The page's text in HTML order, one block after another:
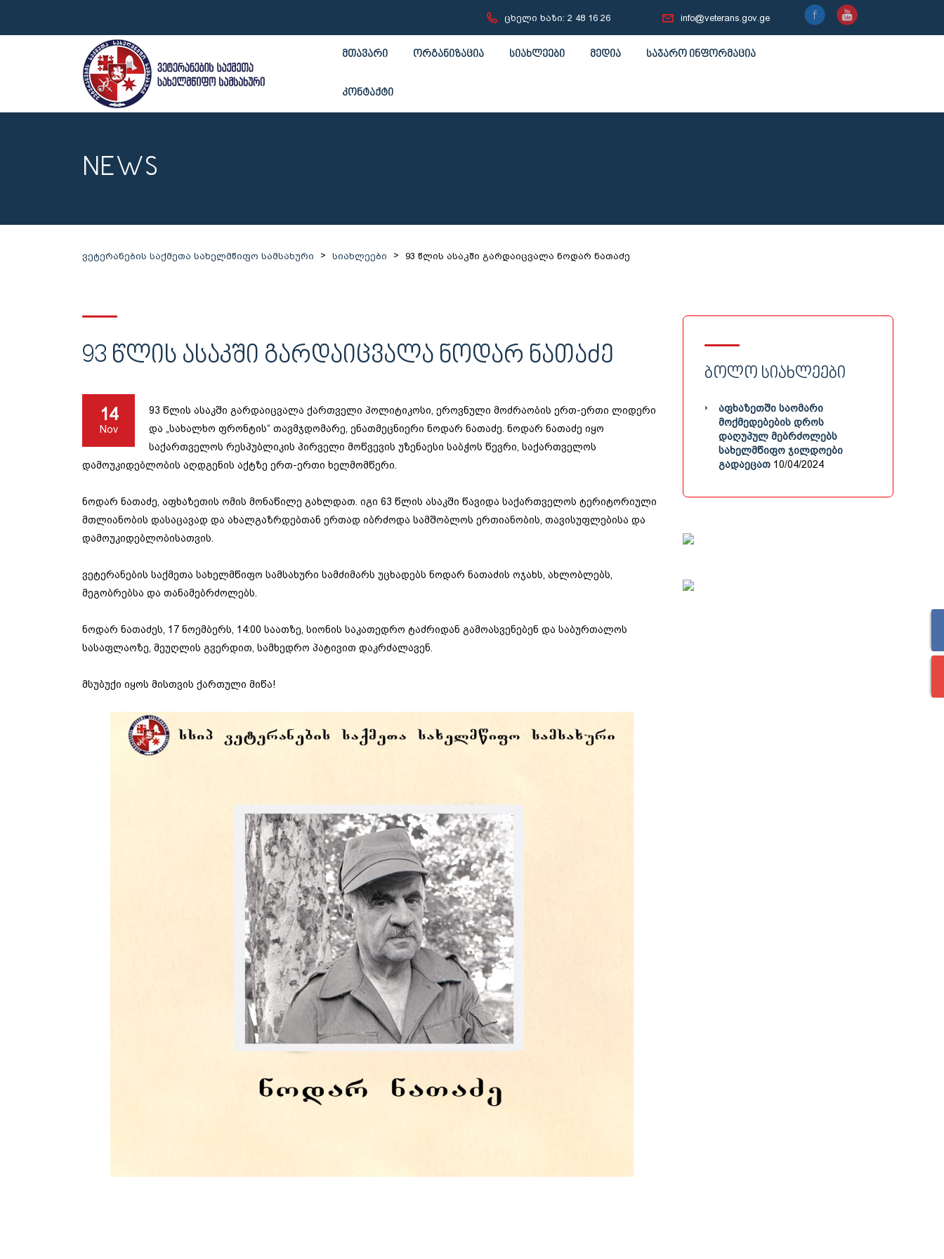
ცხელი ხაზი: 2 48 16 26 info@veterans.gov.ge
მთავარი ორგანიზაცია სიახლეები მედია საჯარო ინფორმაცია
კონტაქტი
NEWS
ვეტერანების საქმეთა სახელმწიფო სამსახური > სიახლეები > 93 წლის ასაკში გარდაიცვალა ნოდარ ნათაძე
93 ᲬᲚᲘᲡ ᲐᲡᲐᲙᲨᲘ ᲒᲐᲠᲓᲐᲘᲪᲕᲐᲚᲐ ᲜᲝᲓᲐᲠ ᲜᲐᲗᲐᲫᲔ
14
Nov
93 წლის ასაკში გარდაიცვალა ქართველი პოლიტიკოსი, ეროვნული მოძრაობის ერთ-ერთი ლიდერი
და „სახალხო ფრონტის“ თავმჯდომარე, ენათმეცნიერი ნოდარ ნათაძე. ნოდარ ნათაძე იყო
საქართველოს რესპუბლიკის პირველი მოწვევის უზენაესი საბჭოს წევრი, საქართველოს
დამოუკიდებლობის აღდგენის აქტზე ერთ-ერთი ხელმომწერი.
ნოდარ ნათაძე, აფხაზეთის ომის მონაწილე გახლდათ. იგი 63 წლის ასაკში წავიდა საქართველოს ტერიტორიული
მთლიანობის დასაცავად და ახალგაზრდებთან ერთად იბრძოდა სამშობლოს ერთიანობის, თავისუფლებისა და
დამოუკიდებლობისათვის.
ვეტერანების საქმეთა სახელმწიფო სამსახური სამძიმარს უცხადებს ნოდარ ნათაძის ოჯახს, ახლობლებს,
მეგობრებსა და თანამებრძოლებს.
ნოდარ ნათაძეს, 17 ნოემბერს, 14:00 საათზე, სიონის საკათედრო ტაძრიდან გამოასვენებენ და საბურთალოს
სასაფლაოზე, მეუღლის გვერდით, სამხედრო პატივით დაკრძალავენ.
მსუბუქი იყოს მისთვის ქართული მიწა!
ᲑᲝᲚᲝ ᲡᲘᲐᲮᲚᲔᲔᲑᲘ
ᲐᲤᲮᲐᲖᲔᲗᲨᲘ ᲡᲐᲝᲛᲐᲠᲘ
ᲛᲝᲥᲛᲔᲓᲔᲑᲔᲑᲘᲡ ᲓᲠᲝᲡ
ᲓᲐᲦᲣᲞᲣᲚ ᲛᲔᲑᲠᲫᲝᲚᲔᲑᲡ
ᲡᲐᲮᲔᲚᲛᲬᲘᲤᲝ ᲯᲘᲚᲓᲝᲔᲑᲘ
ᲒᲐᲓᲐᲔᲪᲐᲗ 10/04/2024